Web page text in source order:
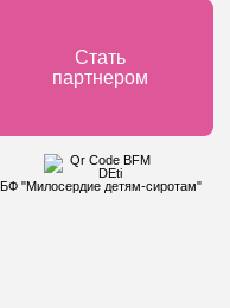
Стать
партнером
БФ "Милосердие детям-сиротам"